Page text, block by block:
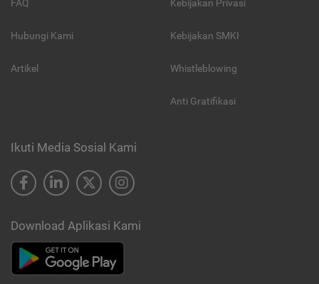
FAQ
Hubungi Kami
Artikel
Kebijakan Privasi
Kebijakan SMKI
Whistleblowing
Anti Gratifikasi
Ikuti Media Sosial Kami
Download Aplikasi Kami